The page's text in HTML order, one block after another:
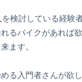
検討している経験
るバイクがあれば
ます。
る入門者さんが欲